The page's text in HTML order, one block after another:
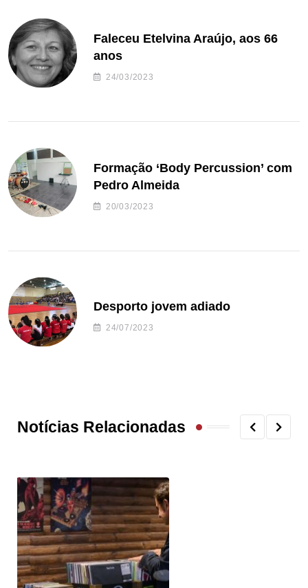
Faleceu Etelvina Araújo, aos 66
anos
24/03/2023
Formação ‘Body Percussion’ com
Pedro Almeida
20/03/2023
Desporto jovem adiado
24/07/2023
Notícias Relacionadas